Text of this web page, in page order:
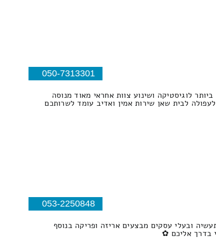
050-7313301
לוגיסטיקה ושינוע צוות אחראי מאוד מנוסה
לבית שאן שירות אמין ואדיב עומד לשרותכם
053-2250848
פרטיים מפעלים תעשיה ובעלי עסקים מבצעים אריזה ופריקה בנוסף
בדרך אליכם ✿